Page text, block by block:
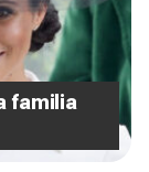
familia